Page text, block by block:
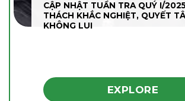
CẬP NHẬT TUẦN TRA QUÝ I/
THÁCH KHẮC NGHIỆT, QUYẾT
KHÔNG LUI
EXPLORE